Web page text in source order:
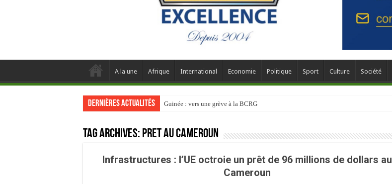
A la une Afrique International Economie Politique Sport Culture Société
Dernières actualités Guinée : vers une grève à la BCRG
Tag Archives: Pret au Cameroun
Infrastructures : l’UE octroie un prêt de 96 millions de dollars au
Cameroun